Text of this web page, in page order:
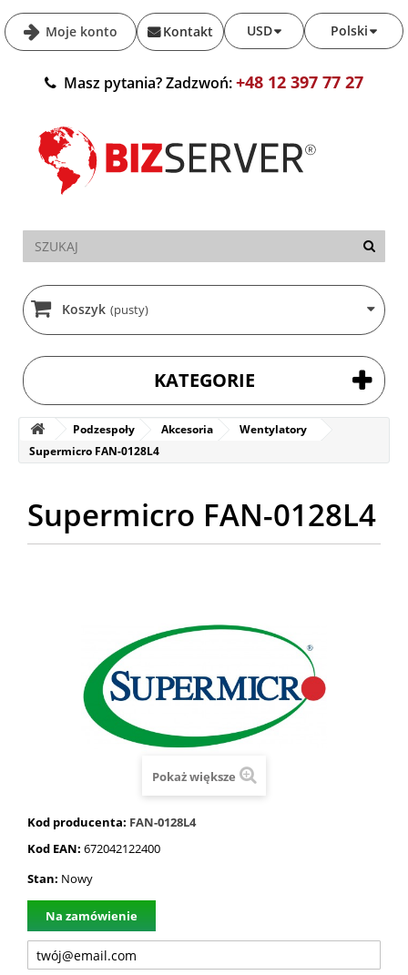
Moje konto Polski
USD
Kontakt
Masz pytania? Zadzwoń:+48 12 397 77 27
Koszyk (pusty)
KATEGORIE
Podzespoły Akcesoria
Wentylatory
Supermicro FAN-0128L4
Supermicro FAN-0128L4
Pokaż większe
Kod producenta: FAN-0128L4
Kod EAN: 672042122400
Stan: Nowy
Na zamówienie